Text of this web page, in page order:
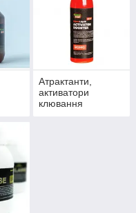
Атрактанти,
активатори
клювання